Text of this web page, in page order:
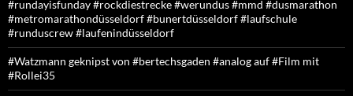
#rundayisfunday #rockdiestrecke #werundus #mmd #dusmarathon
#metromarathondüsseldorf #bunertdüsseldorf #laufschule
#runduscrew #laufenindüsseldorf
#Watzmann geknipst von #bertechsgaden #analog auf #Film mit
#Rollei35